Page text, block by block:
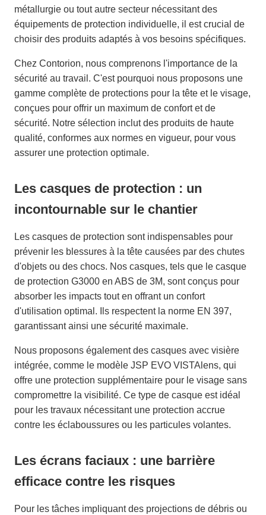
métallurgie ou tout autre secteur nécessitant des
équipements de protection individuelle, il est crucial de
choisir des produits adaptés à vos besoins spécifiques.
Chez Contorion, nous comprenons l'importance de la
sécurité au travail. C'est pourquoi nous proposons une
gamme complète de protections pour la tête et le visage,
conçues pour offrir un maximum de confort et de
sécurité. Notre sélection inclut des produits de haute
qualité, conformes aux normes en vigueur, pour vous
assurer une protection optimale.
Les casques de protection : un
incontournable sur le chantier
Les casques de protection sont indispensables pour
prévenir les blessures à la tête causées par des chutes
d'objets ou des chocs. Nos casques, tels que le casque
de protection G3000 en ABS de 3M, sont conçus pour
absorber les impacts tout en offrant un confort
d'utilisation optimal. Ils respectent la norme EN 397,
garantissant ainsi une sécurité maximale.
Nous proposons également des casques avec visière
intégrée, comme le modèle JSP EVO VISTAlens, qui
offre une protection supplémentaire pour le visage sans
compromettre la visibilité. Ce type de casque est idéal
pour les travaux nécessitant une protection accrue
contre les éclaboussures ou les particules volantes.
Les écrans faciaux : une barrière
efficace contre les risques
Pour les tâches impliquant des projections de débris ou